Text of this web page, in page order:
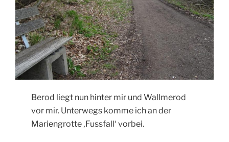
Berod liegt nun hinter mir und Wallmerod
vor mir. Unterwegs komme ich an der
Mariengrotte ‚Fussfall‘ vorbei.